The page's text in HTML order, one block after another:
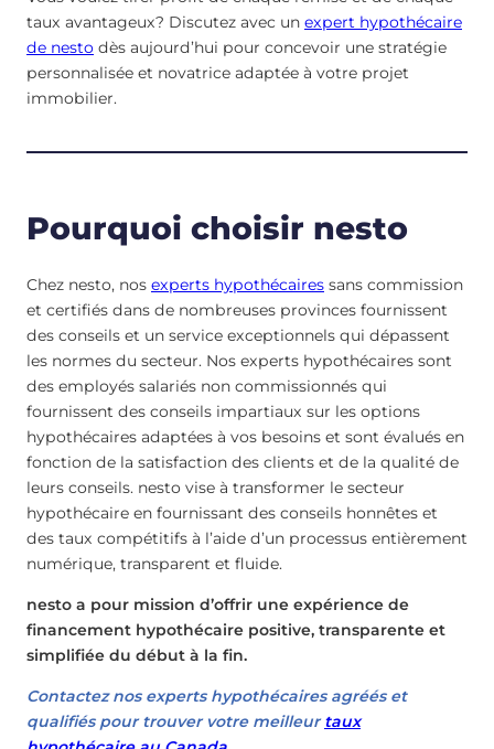
taux avantageux? Discutez avec un expert hypothécaire
de nesto dès aujourd’hui pour concevoir une stratégie
personnalisée et novatrice adaptée à votre projet
immobilier.
Pourquoi choisir nesto
Chez nesto, nos experts hypothécaires sans commission
et certifiés dans de nombreuses provinces fournissent
des conseils et un service exceptionnels qui dépassent
les normes du secteur. Nos experts hypothécaires sont
des employés salariés non commissionnés qui
fournissent des conseils impartiaux sur les options
hypothécaires adaptées à vos besoins et sont évalués en
fonction de la satisfaction des clients et de la qualité de
leurs conseils. nesto vise à transformer le secteur
hypothécaire en fournissant des conseils honnêtes et
des taux compétitifs à l’aide d’un processus entièrement
numérique, transparent et fluide.
nesto a pour mission d’offrir une expérience de
financement hypothécaire positive, transparente et
simplifiée du début à la fin.
Contactez nos experts hypothécaires agréés et
qualifiés pour trouver votre meilleurtaux